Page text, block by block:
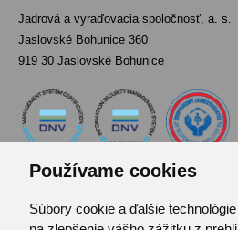
Používame cookies
Súbory cookie a ďalšie
Jadrová a vyraďovacia spoločnosť, a. s.
Jaslovské Bohunice 360
919 30 Jaslovské Bohunice
Kontakt